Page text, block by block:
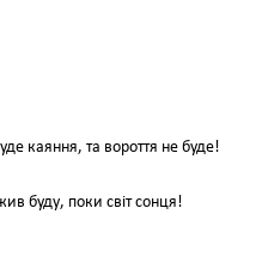
каяння, та вороття не буде!
буду, поки світ сонця!